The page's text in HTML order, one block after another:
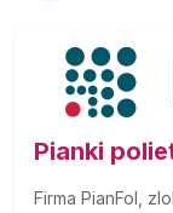
Pianki
Firma PianFol,